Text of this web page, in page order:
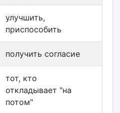
улучшить,
приспособить
получить согласие
тот, кто
откладывает "на
потом"